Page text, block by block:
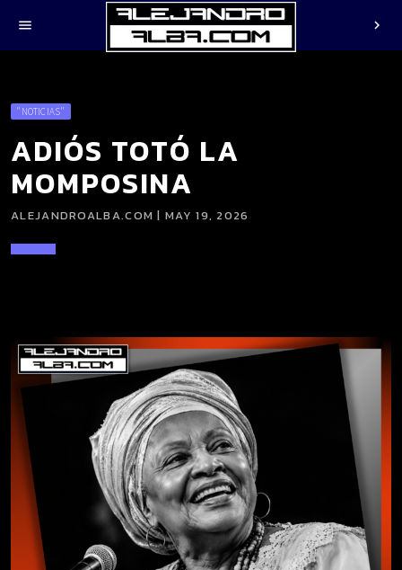
menu chevron_right
"NOTICIAS"
ADIÓS TOTÓ LA
MOMPOSINA
ALEJANDROALBA.COM | MAY 19, 2026